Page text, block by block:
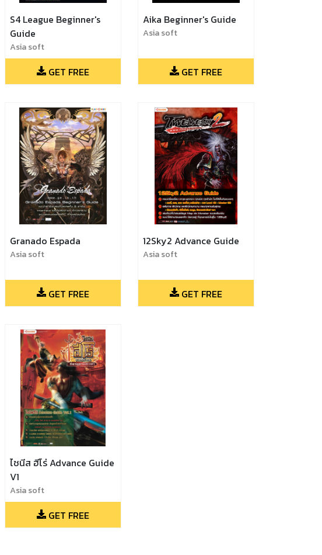
S4 League Beginner's
Guide
Asia soft
GET FREE
Aika Beginner's Guide
Asia soft
GET FREE
Granado Espada
Asia soft
GET FREE
12Sky2 Advance Guide
Asia soft
GET FREE
ไชนีส ฮีโร่ Advance Guide
V1
Asia soft
GET FREE